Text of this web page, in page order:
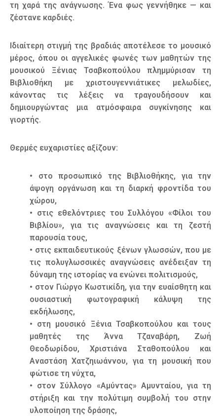
τη χαρά της ανάγνωσης. Ένα φως γεννήθηκε — και
ζέστανε καρδιές.
Ιδιαίτερη στιγμή της βραδιάς αποτέλεσε το μουσικό
μέρος, όπου οι αγγελικές φωνές των μαθητών της
μουσικού Ξένιας Τσαβκοπούλου πλημμύρισαν τη
Βιβλιοθήκη με χριστουγεννιάτικες μελωδίες,
κάνοντας τις λέξεις να τραγουδήσουν και
δημιουργώντας μια ατμόσφαιρα συγκίνησης και
γιορτής.
Θερμές ευχαριστίες αξίζουν:
• στο προσωπικό της Βιβλιοθήκης, για την
άψογη οργάνωση και τη διαρκή φροντίδα του
χώρου,
• στις εθελόντριες του Συλλόγου «Φίλοι του
Βιβλίου», για τις αναγνώσεις και τη ζεστή
παρουσία τους,
• στις εκπαιδευτικούς ξένων γλωσσών, που με
τις πολυγλωσσικές αναγνώσεις ανέδειξαν τη
δύναμη της ιστορίας να ενώνει πολιτισμούς,
• στον Γιώργο Κωστικίδη, για την ευαίσθητη και
ουσιαστική φωτογραφική κάλυψη της
εκδήλωσης,
• στη μουσικό Ξένια Τσαβκοπούλου και τους
μαθητές της Άννα Τζαναβάρη, Ζωή
Θεοδωρίδου, Χριστιάνα Σταθοπούλου και
Αναστάση Χατζηιωάννου, για τη μουσική που
φώτισε τη νύχτα,
• στον Σύλλογο «Αμύντας» Αμυνταίου, για τη
στήριξη και την πολύτιμη συμβολή του στην
υλοποίηση της δράσης,